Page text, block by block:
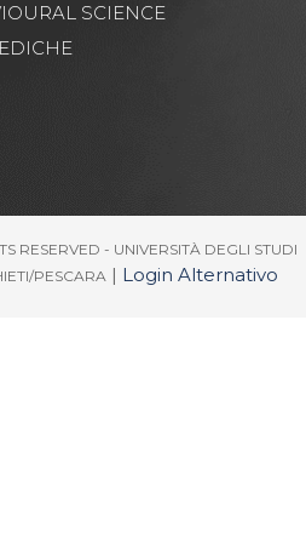
SCIENCE
RESERVED - UNIVERSITÀ DEGLI STUDI
PESCARA| Login Alternativo